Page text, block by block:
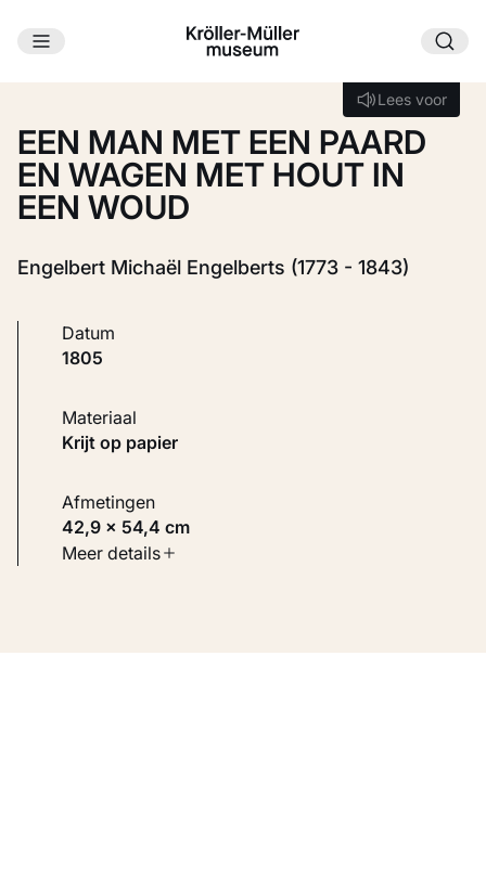
Ga naar hoofdinhoud
Lees voor
Lees voor
EEN MAN MET EEN PAARD
EN WAGEN MET HOUT IN
EEN WOUD
Engelbert Michaël Engelberts (1773 - 1843)
Datum
1805
Materiaal
Krijt op papier
Afmetingen
42,9 × 54,4 cm
Soort werk
Meer details